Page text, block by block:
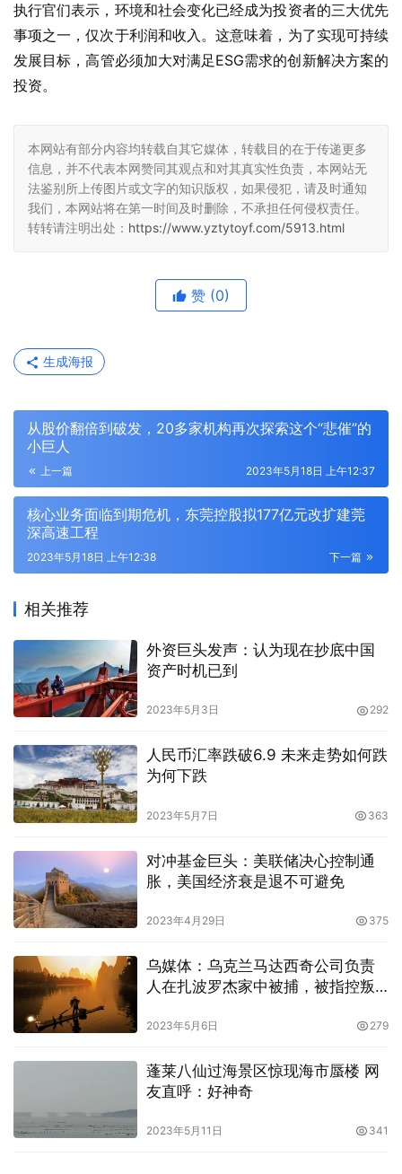
执行官们表示，环境和社会变化已经成为投资者的三大优先
事项之一，仅次于利润和收入。这意味着，为了实现可持续
发展目标，高管必须加大对满足ESG需求的创新解决方案的
投资。
本网站有部分内容均转载自其它媒体，转载目的在于传递更多
信息，并不代表本网赞同其观点和对其真实性负责，本网站无
法鉴别所上传图片或文字的知识版权，如果侵犯，请及时通知
我们，本网站将在第一时间及时删除，不承担任何侵权责任。
转转请注明出处： https://www.yztytoyf.com/5913.html
赞 (0)
生成海报
从股价翻倍到破发，20多家机构再次探索这个“悲催”的
小巨人
上一篇 2023年5月18日 上午12:37
核心业务面临到期危机，东莞控股拟177亿元改扩建莞
深高速工程
下一篇
2023年5月18日 上午12:38
相关推荐
外资巨头发声：认为现在抄底中国
资产时机已到
2023年5月3日 292
人民币汇率跌破6.9 未来走势如何跌
为何下跌
2023年5月7日 363
对冲基金巨头：美联储决心控制通
胀，美国经济衰是退不可避免
2023年4月29日 375
乌媒体：乌克兰马达西奇公司负责
人在扎波罗杰家中被捕，被指控叛
2023年5月6日 279
蓬莱八仙过海景区惊现海市蜃楼 网
友直呼：好神奇
2023年5月11日 341